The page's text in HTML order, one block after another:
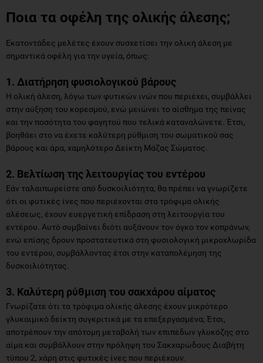
Ποια τα οφέλη της ολικής άλεσης;
Εκατοντάδες μελέτες έχουν συσχετίσει την ολική άλεση με
σημαντικά οφέλη για την υγεία, όπως:
1. Διατήρηση φυσιολογικού βάρους
Η ολική άλεση, λόγω των φυτικών ινών που περιέχει, συμβάλλει
στην αύξηση του κορεσμού, ενώ μειώνει το αίσθημα της πείνας
και την ποσότητα του φαγητού που τελικά καταναλώνετε. Έτσι,
βοηθάει στο να έχετε καλύτερη ρύθμιση του σωματικού σας
βάρους και άρα, χαμηλότερο Δείκτη Μάζας Σώματος.
2. Βελτίωση της λειτουργίας του εντέρου
Εάν ταλαιπωρείστε από δυσκοιλιότητα, θα πρέπει να γνωρίζετε
ότι οι φυτικές ίνες που περιέχονται στα τρόφιμα ολικής
αλέσεως, έχουν ευεργετική επίδραση στη λειτουργία του
εντέρου. Αυτό συμβαίνει διότι αυξάνουν τον όγκο τον κοπράνων,
ενώ επίσης δρουν προστατευτικά στη φυσιολογική μικροχλωρίδα
του εντέρου, συμβάλλοντας έτσι στην καταπολέμηση της
δυσκοιλιότητας.
3. Καλύτερη ρύθμιση του σακχάρου αίματος
Γνωρίζατε ότι τα τρόφιμα ολικής άλεσης έχουν μικρότερο
γλυκαιμικό δείκτη συγκριτικά με τα επεξεργασμένα; Έτσι,
αποτρέπουν την απότομη μεταβολή των επιπέδων γλυκόζης στο
αίμα και συμβάλλουν στην πρόληψη του Σακχαρώδους Διαβήτη
τύπου 2, χάρη στις φυτικές ίνες που περιέχουν.